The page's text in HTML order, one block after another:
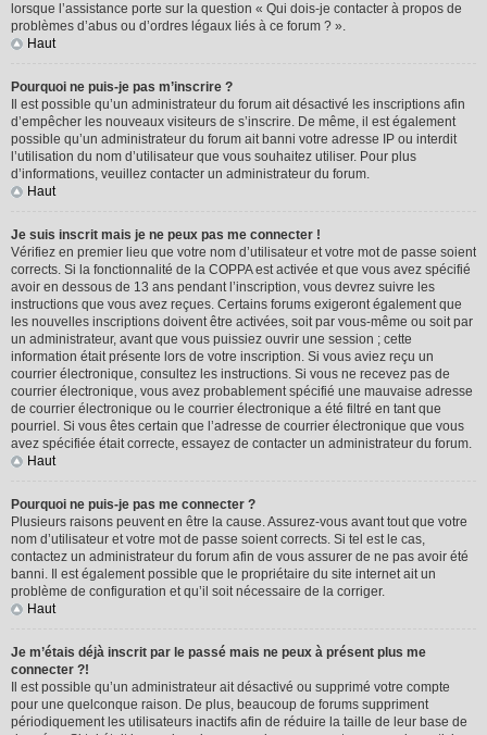
lorsque l’assistance porte sur la question « Qui dois-je contacter à propos de
problèmes d’abus ou d’ordres légaux liés à ce forum ? ».
Haut
Pourquoi ne puis-je pas m’inscrire ?
Il est possible qu’un administrateur du forum ait désactivé les inscriptions afin
d’empêcher les nouveaux visiteurs de s’inscrire. De même, il est également
possible qu’un administrateur du forum ait banni votre adresse IP ou interdit
l’utilisation du nom d’utilisateur que vous souhaitez utiliser. Pour plus
d’informations, veuillez contacter un administrateur du forum.
Haut
Je suis inscrit mais je ne peux pas me connecter !
Vérifiez en premier lieu que votre nom d’utilisateur et votre mot de passe soient
corrects. Si la fonctionnalité de la COPPA est activée et que vous avez spécifié
avoir en dessous de 13 ans pendant l’inscription, vous devrez suivre les
instructions que vous avez reçues. Certains forums exigeront également que
les nouvelles inscriptions doivent être activées, soit par vous-même ou soit par
un administrateur, avant que vous puissiez ouvrir une session ; cette
information était présente lors de votre inscription. Si vous aviez reçu un
courrier électronique, consultez les instructions. Si vous ne recevez pas de
courrier électronique, vous avez probablement spécifié une mauvaise adresse
de courrier électronique ou le courrier électronique a été filtré en tant que
pourriel. Si vous êtes certain que l’adresse de courrier électronique que vous
avez spécifiée était correcte, essayez de contacter un administrateur du forum.
Haut
Pourquoi ne puis-je pas me connecter ?
Plusieurs raisons peuvent en être la cause. Assurez-vous avant tout que votre
nom d’utilisateur et votre mot de passe soient corrects. Si tel est le cas,
contactez un administrateur du forum afin de vous assurer de ne pas avoir été
banni. Il est également possible que le propriétaire du site internet ait un
problème de configuration et qu’il soit nécessaire de la corriger.
Haut
Je m’étais déjà inscrit par le passé mais ne peux à présent plus me
connecter ?!
Il est possible qu’un administrateur ait désactivé ou supprimé votre compte
pour une quelconque raison. De plus, beaucoup de forums suppriment
périodiquement les utilisateurs inactifs afin de réduire la taille de leur base de